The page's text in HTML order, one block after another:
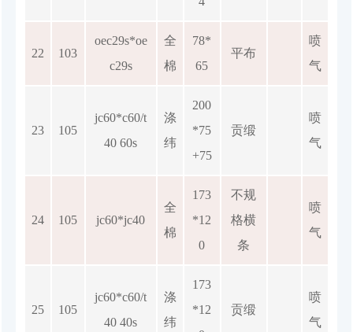
22 103
oec29s*oe
c29s
全
棉
78*
65
平布
喷
气
23 105
jc60*c60/t
40 60s
涤
纬
200
*75
+75
贡缎
喷
气
24 105 jc60*jc40
全
棉
173
*12
0
不规
格横
条
喷
气
25 105
jc60*c60/t
40 40s
涤
纬
173
*12
贡缎
喷
气